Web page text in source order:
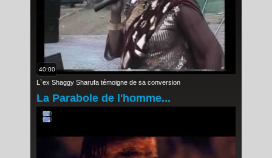
40:00
L`ex Shaggy Sharufa témoigne de sa conversion
La Parabole de l'homme...